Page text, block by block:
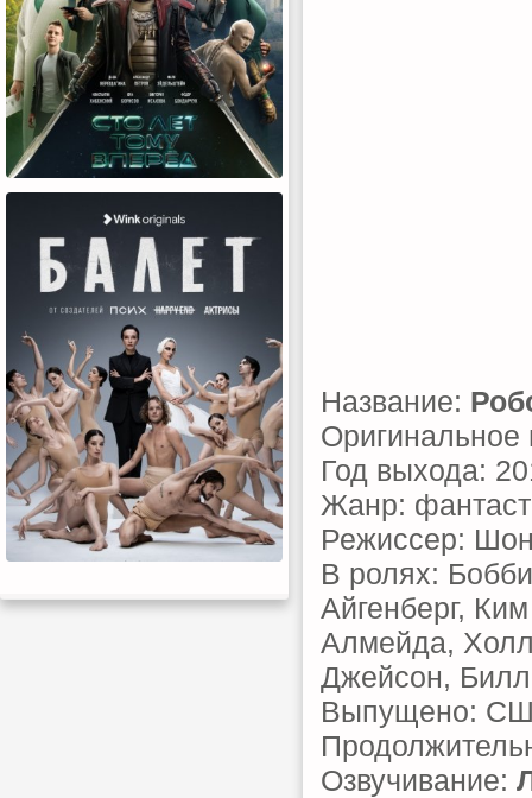
Название:
Оригинальное
Год выхода:
Жанр:
Режиссер:
В ролях:
Айгенберг,
Алмейда,
Джейсон,
Выпущено:
Озвучивание: